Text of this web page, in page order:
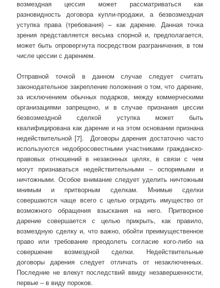
возмездная цессия может рассматриваться как
разновидность договора купли-продажи, а безвозмездная
уступка права (требования) – как дарение. Данная точка
зрения представляется весьма спорной и, предполагается,
может быть опровергнута посредством разграничения, в том
числе цессии с дарением.
Отправной точкой в данном случае следует считать
законодательное закрепление положения о том, что дарение,
за исключением обычных подарков, между коммерческими
организациями запрещено, и в случае признания цессии
безвозмездной сделкой уступка может быть
квалифицирована как дарение и на этом основании признана
недействительной [7]. Договоры дарения достаточно часто
используются недобросовестными участниками гражданско-
правовых отношений в незаконных целях, в связи с чем
могут признаваться недействительными – оспоримыми и
ничтожными. Особое внимание следует уделить ничтожным
мнимым и притворным сделкам. Мнимые сделки
совершаются чаще всего с целью оградить имущество от
возможного обращения взыскания на него. Притворное
дарение совершается с целью прикрыть, как правило,
возмездную сделку и, что важно, обойти преимущественное
право или требование преодолеть согласие кого-либо на
совершение возмездной сделки. Недействительные
договоры дарения следует отличать от незаключенных.
Последние не влекут последствий ввиду незавершенности,
первые – в виду пороков.